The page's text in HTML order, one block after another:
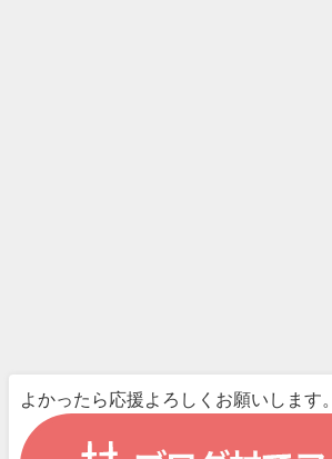
よかったら応援よろしくお願いします。